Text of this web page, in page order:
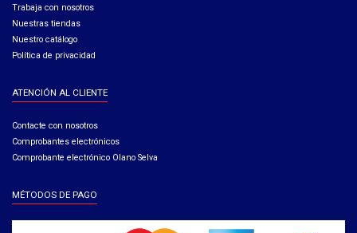
Trabaja con nosotros
Nuestras tiendas
Nuestro catálogo
Política de privacidad
ATENCIÓN AL CLIENTE
Contacte con nosotros
Comprobantes electrónicos
Comprobante electrónico Olano Selva
MÉTODOS DE PAGO